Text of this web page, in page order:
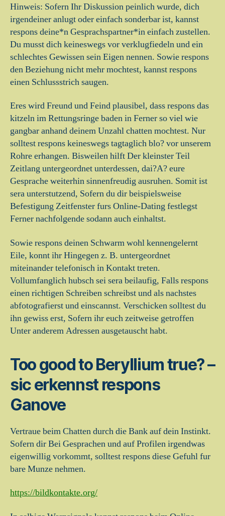
Hinweis: Sofern Ihr Diskussion peinlich wurde, dich
irgendeiner anlugt oder einfach sonderbar ist, kannst
respons deine*n Gesprachspartner*in einfach zustellen.
Du musst dich keineswegs vor verklugfiedeln und ein
schlechtes Gewissen sein Eigen nennen. Sowie respons
den Beziehung nicht mehr mochtest, kannst respons
einen Schlussstrich saugen.
Eres wird Freund und Feind plausibel, dass respons das
kitzeln im Rettungsringe baden in Ferner so viel wie
gangbar anhand deinem Unzahl chatten mochtest. Nur
solltest respons keineswegs tagtaglich blo? vor unserem
Rohre erhangen. Bisweilen hilft Der kleinster Teil
Zeitlang untergeordnet unterdessen, dai?A? eure
Gesprache weiterhin sinnenfreudig ausruhen. Somit ist
sera unterstutzend, Sofern du dir beispielsweise
Befestigung Zeitfenster furs Online-Dating festlegst
Ferner nachfolgende sodann auch einhaltst.
Sowie respons deinen Schwarm wohl kennengelernt
Eile, konnt ihr Hingegen z. B. untergeordnet
miteinander telefonisch in Kontakt treten.
Vollumfanglich hubsch sei sera beilaufig, Falls respons
einen richtigen Schreiben schreibst und als nachstes
abfotografierst und einscannst. Verschicken solltest du
ihn gewiss erst, Sofern ihr euch zeitweise getroffen
Unter anderem Adressen ausgetauscht habt.
Too good to Beryllium true? –
sic erkennst respons
Ganove
Vertraue beim Chatten durch die Bank auf dein Instinkt.
Sofern dir Bei Gesprachen und auf Profilen irgendwas
eigenwillig vorkommt, solltest respons diese Gefuhl fur
bare Munze nehmen.
https://bildkontakte.org/